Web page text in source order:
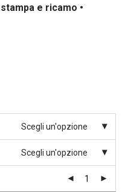
e ricamo •
Scegli un'opzione
Scegli un'opzione